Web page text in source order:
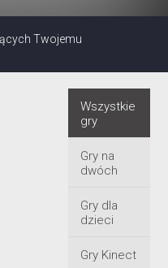
Twojemu
Wszystkie
gry
Gry na
dwóch
Gry dla
dzieci
Gry Kinect